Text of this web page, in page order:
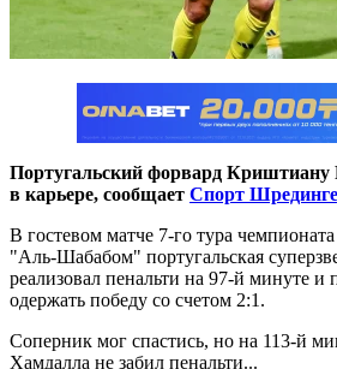
Португальский форвард Криштиану
в карьере, сообщает Спорт
В гостевом матче 7-го тура
"Аль-Шабабом" португальская
реализовал пенальти на 97-й минуте и
одержать победу со счетом 2:1.
Соперник мог спастись, но на 113-й
Хамдалла не забил пенальти...